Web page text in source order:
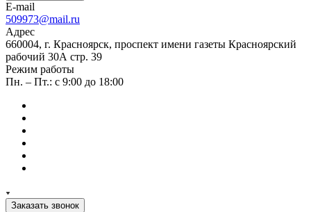
E-mail
509973@mail.ru
Адрес
660004, г. Красноярск, проспект имени газеты Красноярский
рабочий 30А стр. 39
Режим работы
Пн. – Пт.: с 9:00 до 18:00
Заказать звонок